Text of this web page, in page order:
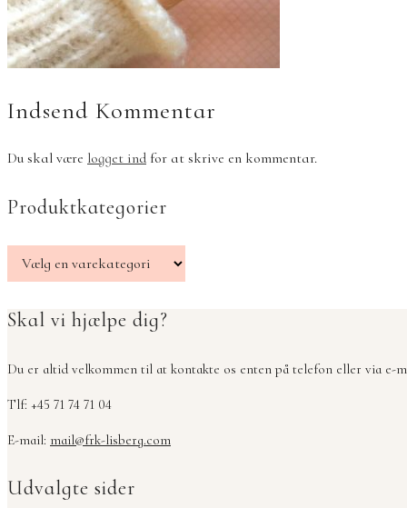
Indsend Kommentar
Du skal være logget ind for at skrive en kommentar.
Produktkategorier
Skal vi hjælpe dig?
Du er altid velkommen til at kontakte os enten på telefon eller via e-
Tlf: +45 71 74 71 04
E-mail: mail@frk-lisberg.com
Udvalgte sider